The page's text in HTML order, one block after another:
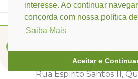
interesse. Ao continuar
concorda com nossa política
Saiba Mais
Aceitar e
Campo Verde -
Rondonópolis - MT
Rua Espirito Santos 11,